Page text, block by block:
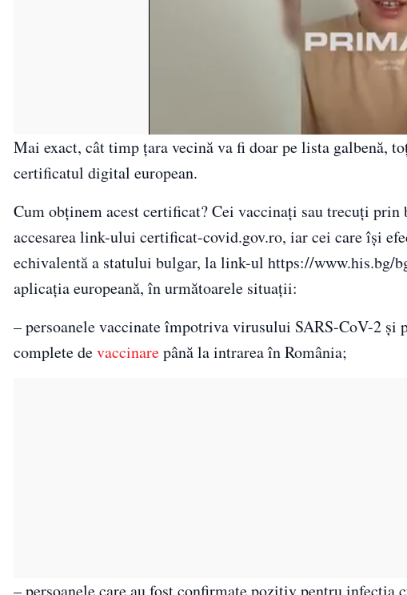
Mai exact, cât timp țara vecină va fi doar pe lista galbenă,
certificatul digital european.
Cum obținem acest certificat? Cei vaccinați sau trecuți
accesarea link-ului certificat-covid.gov.ro, iar cei care își
echivalentă a statului bulgar, la link-ul https://www.his.bg/
aplicația europeană, în următoarele situații:
– persoanele vaccinate împotriva virusului SARS-CoV-2 și
complete devaccinarepână la intrarea în România;
– persoanele care au fost confirmate pozitiv pentru